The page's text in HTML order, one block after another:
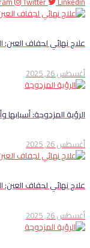
علاج نهائي لجفاف العين:
أغسطس 26, 2025
الرؤية المزدوجة: أسبابها
أغسطس 26, 2025
علاج نهائي لجفاف العين:
أغسطس 26, 2025